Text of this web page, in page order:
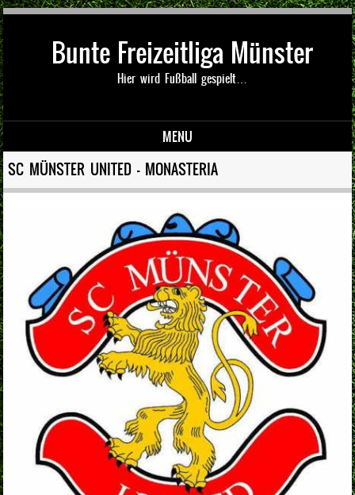
Bunte Freizeitliga Münster
Hier wird Fußball gespielt…
MENU
Skip to content
SC MÜNSTER UNITED – MONASTERIA